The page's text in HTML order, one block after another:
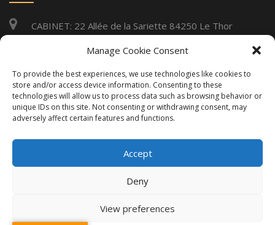
Manage Cookie Consent
To provide the best experiences, we use technologies like cookies to
store and/or access device information. Consenting to these
technologies will allow us to process data such as browsing behavior or
unique IDs on this site. Not consenting or withdrawing consent, may
adversely affect certain features and functions.
Accept
Deny
View preferences
CABINET: 22 Allée de la Sariette 84250 Le Thor
06 11 14 97 26
infos@gilles-lacourt.com
Copyright © Gilles Lacourt 2020. Tous Droits Réservés. |